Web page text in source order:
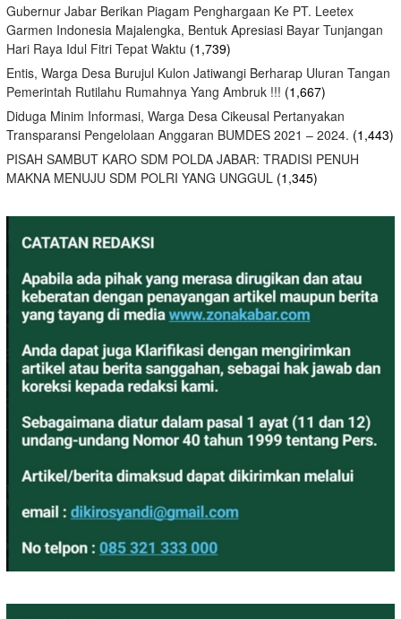
Gubernur Jabar Berikan Piagam Penghargaan Ke PT. Leetex
Garmen Indonesia Majalengka, Bentuk Apresiasi Bayar Tunjangan
Hari Raya Idul Fitri Tepat Waktu (1,739)
Entis, Warga Desa Burujul Kulon Jatiwangi Berharap Uluran Tangan
Pemerintah Rutilahu Rumahnya Yang Ambruk !!! (1,667)
Diduga Minim Informasi, Warga Desa Cikeusal Pertanyakan
Transparansi Pengelolaan Anggaran BUMDES 2021 – 2024. (1,443)
PISAH SAMBUT KARO SDM POLDA JABAR: TRADISI PENUH
MAKNA MENUJU SDM POLRI YANG UNGGUL (1,345)